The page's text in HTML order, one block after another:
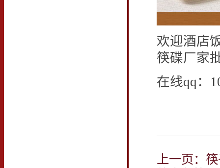
欢迎酒店
筷碟厂家
在线qq：
上一页：